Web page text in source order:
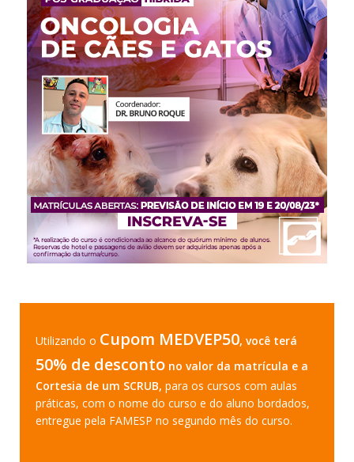
Utilizando o Cupom MEDVEP50, você terá
50% de desconto no valor da matrícula e a
Cortesia de um SCRUB, para os cursos com aulas
práticas, com o nome do curso e do aluno bordados,
entregue pela FAMESP no segundo mês do curso.